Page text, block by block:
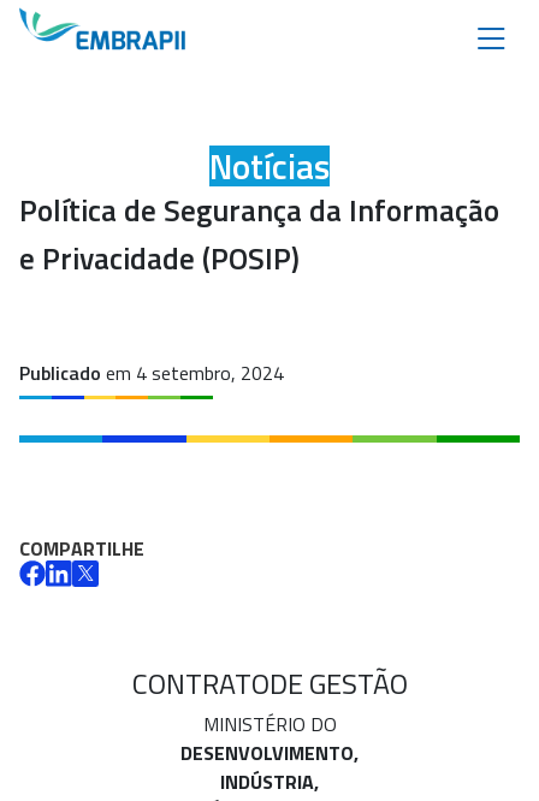
Notícias
Política de Segurança da Informação
e Privacidade (POSIP)
Publicado em 4 setembro, 2024
COMPARTILHE
CONTRATODE GESTÃO
MINISTÉRIO DO
DESENVOLVIMENTO,
INDÚSTRIA,